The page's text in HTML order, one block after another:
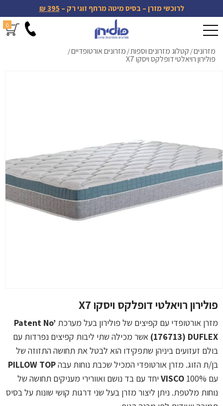
לרוכשי מזרן – בסיס מיטה מרחף זוגי רק – 395 ₪
0
מזרונים/ קטלוג מזרונים וספות/ מזרונים אורטופדיים/
פולירון רויאלטי דופלקס ויסקו X7
פולירון רויאלטי דופלקס ויסקו X7
מזרן אורטופדי עם קפיצים של פולירון בעל מערכת Patent No’
176713) DUFLEX) אשר מכילה שתי ליבות קפיצים נפרדות עם
בולם זעזועים ביניהן שתפקידו הוא לבטל את תחושה התזוזה של
בן/ת הזוג. מזרן אורטופדי המכיל שכבת נוחות עבהPILLOW TOP
עם 100%
VISCO יחד עם בד נושם ואוורירי מעניקים תחושה של
נוחות מלטפת. ניתן ליצור מזרן בעל שני דרגות קושי שונות על בסיס